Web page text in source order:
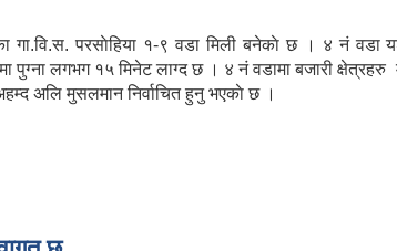
गा.वि.स. परसाेहिया १-९ वडा मिली बनेकाे छ । ४ नं वडा
लगभग १५ मिनेट लाग्द छ । ४ नं वडामा बजारी क्षेत्रहरु
अलि मुसलमान निर्वाचित हुनु भएकाे छ ।